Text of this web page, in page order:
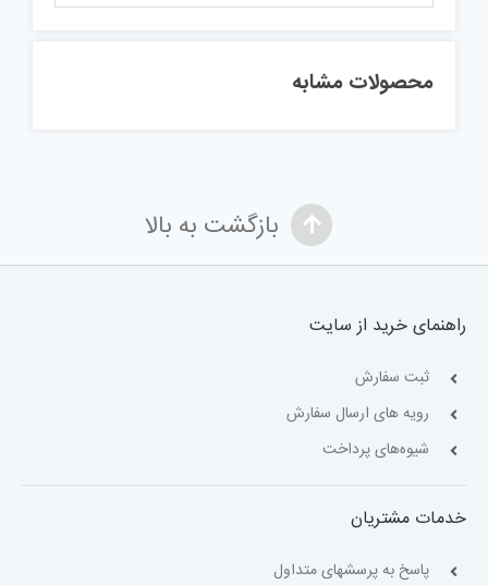
محصولات مشابه
بازگشت به بالا
راهنمای خرید از سایت
ثبت سفارش
رویه های ارسال سفارش
شیوه‌های پرداخت
خدمات مشتریان
پاسخ به پرسشهای متداول